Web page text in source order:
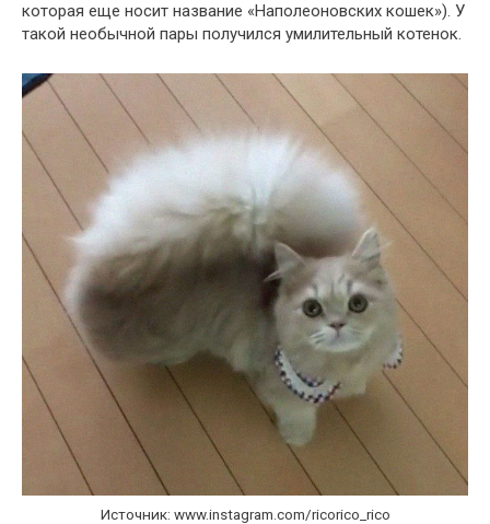
которая еще носит название «Наполеоновских кошек»). У
такой необычной пары получился умилительный котенок.
Источник: www.instagram.com/ricorico_rico